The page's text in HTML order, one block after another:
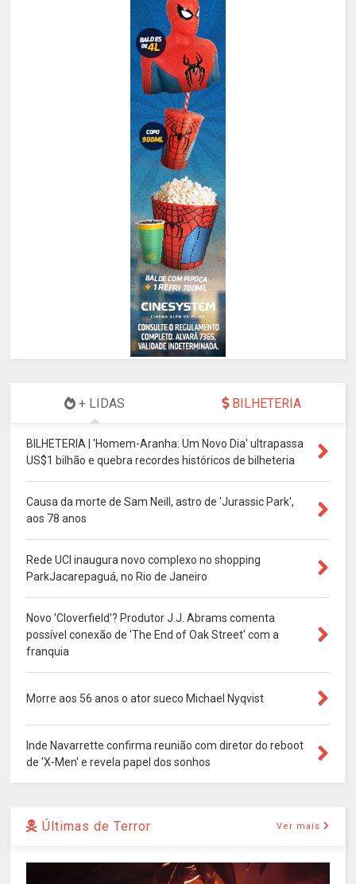
+ LIDAS BILHETERIA
BILHETERIA | 'Homem-Aranha: Um Novo Dia' ultrapassa
US$1 bilhão e quebra recordes históricos de bilheteria
Causa da morte de Sam Neill, astro de 'Jurassic Park',
aos 78 anos
Rede UCI inaugura novo complexo no shopping
ParkJacarepaguá, no Rio de Janeiro
Novo 'Cloverfield'? Produtor J.J. Abrams comenta
possível conexão de 'The End of Oak Street' com a
franquia
Morre aos 56 anos o ator sueco Michael Nyqvist
Inde Navarrette confirma reunião com diretor do reboot
de 'X-Men' e revela papel dos sonhos
Últimas de Terror Ver mais